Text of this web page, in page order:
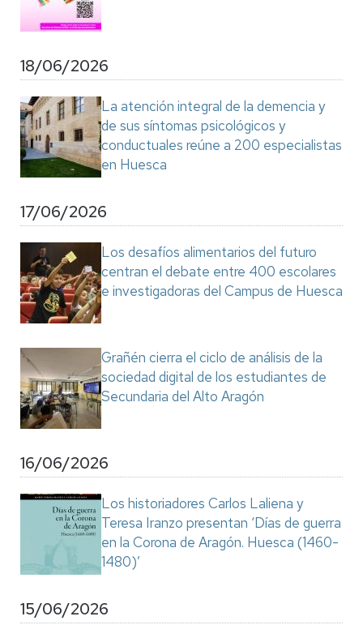
18/06/2026
La atención integral de la demencia y
de sus síntomas psicológicos y
conductuales reúne a 200 especialistas
en Huesca
17/06/2026
Los desafíos alimentarios del futuro
centran el debate entre 400 escolares
e investigadoras del Campus de Huesca
Grañén cierra el ciclo de análisis de la
sociedad digital de los estudiantes de
Secundaria del Alto Aragón
16/06/2026
Los historiadores Carlos Laliena y
Teresa Iranzo presentan ‘Días de guerra
en la Corona de Aragón. Huesca (1460-
1480)’
15/06/2026